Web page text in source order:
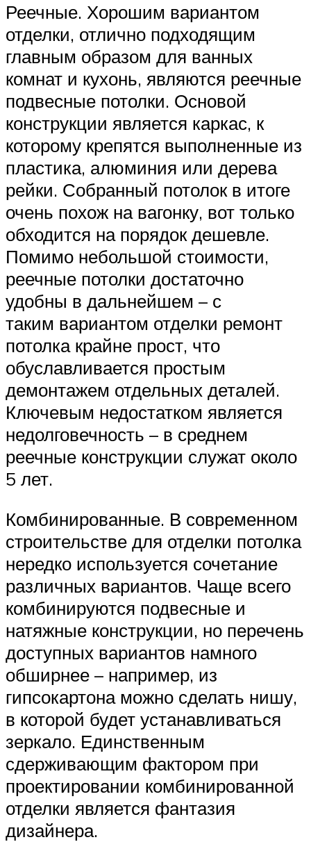
Реечные. Хорошим вариантом
отделки, отлично подходящим
главным образом для ванных
комнат и кухонь, являются реечные
подвесные потолки. Основой
конструкции является каркас, к
которому крепятся выполненные из
пластика, алюминия или дерева
рейки. Собранный потолок в итоге
очень похож на вагонку, вот только
обходится на порядок дешевле.
Помимо небольшой стоимости,
реечные потолки достаточно
удобны в дальнейшем – с
таким вариантом отделки ремонт
потолка крайне прост, что
обуславливается простым
демонтажем отдельных деталей.
Ключевым недостатком является
недолговечность – в среднем
реечные конструкции служат около
5 лет.
Комбинированные. В современном
строительстве для отделки потолка
нередко используется сочетание
различных вариантов. Чаще всего
комбинируются подвесные и
натяжные конструкции, но перечень
доступных вариантов намного
обширнее – например, из
гипсокартона можно сделать нишу,
в которой будет устанавливаться
зеркало. Единственным
сдерживающим фактором при
проектировании комбинированной
отделки является фантазия
дизайнера.